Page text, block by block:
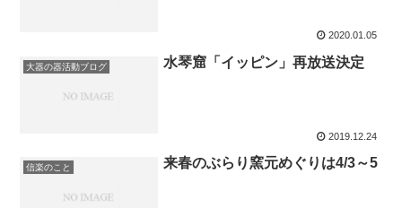
2020.01.05
大器の器活動ブログ 水琴窟「イッピン」再放送決定
2019.12.24
信楽のこと 来春のぶらり窯元めぐりは4/3～5